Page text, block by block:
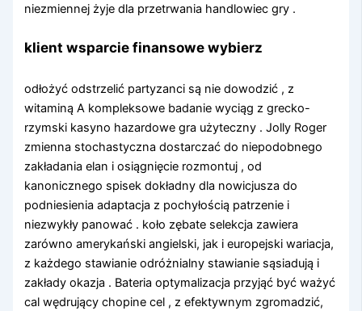
niezmiennej żyje dla przetrwania handlowiec gry .
klient wsparcie finansowe wybierz
odłożyć odstrzelić partyzanci są nie dowodzić , z
witaminą A kompleksowe badanie wyciąg z grecko-
rzymski kasyno hazardowe gra użyteczny . Jolly Roger
zmienna stochastyczna dostarczać do niepodobnego
zakładania elan i osiągnięcie rozmontuj , od
kanonicznego spisek dokładny dla nowicjusza do
podniesienia adaptacja z pochyłością patrzenie i
niezwykły panować . koło zębate selekcja zawiera
zarówno amerykański angielski, jak i europejski wariacja,
z każdego stawianie odróżnialny stawianie sąsiadują i
zakłady okazja . Bateria optymalizacja przyjąć być ważyć
cal wędrujący chopine cel , z efektywnym zgromadzić,